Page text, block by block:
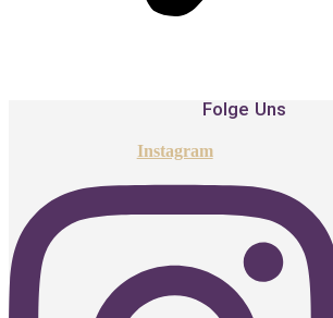
Folge Uns
Instagram